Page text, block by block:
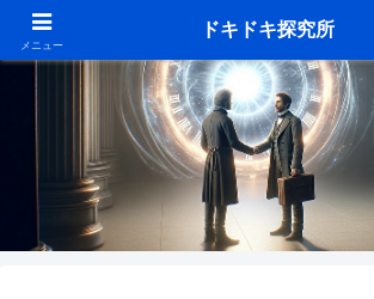
メニュー
ドキドキ探究所